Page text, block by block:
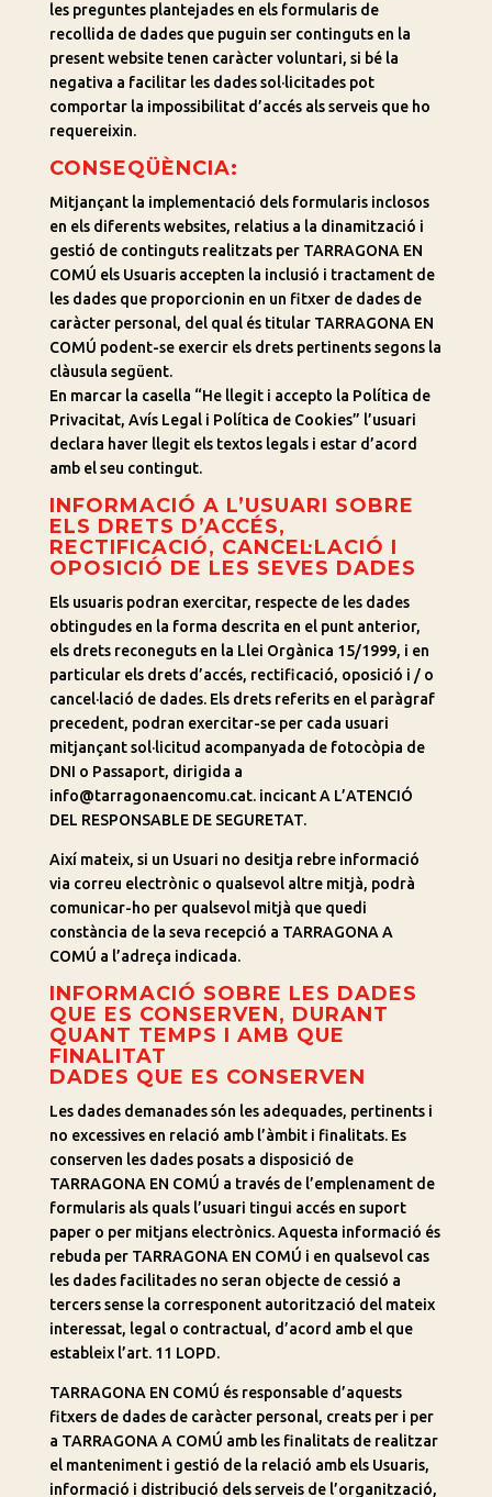
les preguntes plantejades en els formularis de
recollida de dades que puguin ser continguts en la
present website tenen caràcter voluntari, si bé la
negativa a facilitar les dades sol·licitades pot
comportar la impossibilitat d’accés als serveis que ho
requereixin.
CONSEQÜÈNCIA:
Mitjançant la implementació dels formularis inclosos
en els diferents websites, relatius a la dinamització i
gestió de continguts realitzats per TARRAGONA EN
COMÚ els Usuaris accepten la inclusió i tractament de
les dades que proporcionin en un fitxer de dades de
caràcter personal, del qual és titular TARRAGONA EN
COMÚ podent-se exercir els drets pertinents segons la
clàusula següent.
En marcar la casella “He llegit i accepto la Política de
Privacitat, Avís Legal i Política de Cookies” l’usuari
declara haver llegit els textos legals i estar d’acord
amb el seu contingut.
INFORMACIÓ A L’USUARI SOBRE
ELS DRETS D’ACCÉS,
RECTIFICACIÓ, CANCEL·LACIÓ I
OPOSICIÓ DE LES SEVES DADES
Els usuaris podran exercitar, respecte de les dades
obtingudes en la forma descrita en el punt anterior,
els drets reconeguts en la Llei Orgànica 15/1999, i en
particular els drets d’accés, rectificació, oposició i / o
cancel·lació de dades. Els drets referits en el paràgraf
precedent, podran exercitar-se per cada usuari
mitjançant sol·licitud acompanyada de fotocòpia de
DNI o Passaport, dirigida a
info@tarragonaencomu.cat. incicant A L’ATENCIÓ
DEL RESPONSABLE DE SEGURETAT.
Així mateix, si un Usuari no desitja rebre informació
via correu electrònic o qualsevol altre mitjà, podrà
comunicar-ho per qualsevol mitjà que quedi
constància de la seva recepció a TARRAGONA A
COMÚ a l’adreça indicada.
INFORMACIÓ SOBRE LES DADES
QUE ES CONSERVEN, DURANT
QUANT TEMPS I AMB QUE
FINALITAT
DADES QUE ES CONSERVEN
Les dades demanades són les adequades, pertinents i
no excessives en relació amb l’àmbit i finalitats. Es
conserven les dades posats a disposició de
TARRAGONA EN COMÚ a través de l’emplenament de
formularis als quals l’usuari tingui accés en suport
paper o per mitjans electrònics. Aquesta informació és
rebuda per TARRAGONA EN COMÚ i en qualsevol cas
les dades facilitades no seran objecte de cessió a
tercers sense la corresponent autorització del mateix
interessat, legal o contractual, d’acord amb el que
estableix l’art. 11 LOPD.
TARRAGONA EN COMÚ és responsable d’aquests
fitxers de dades de caràcter personal, creats per i per
a TARRAGONA A COMÚ amb les finalitats de realitzar
el manteniment i gestió de la relació amb els Usuaris,
informació i distribució dels serveis de l’organització,